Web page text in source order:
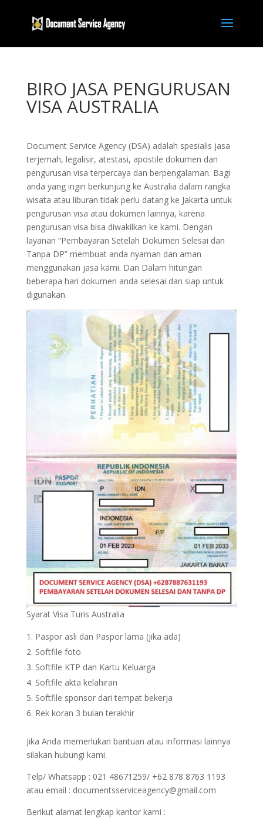
BIRO JASA PENGURUSAN
VISA AUSTRALIA
Document Service Agency (DSA) adalah spesialis jasa
terjemah, legalisir, atestasi, apostile dokumen dan
pengurusan visa terpercaya dan berpengalaman. Bagi
anda yang ingin berkunjung ke Australia dalam rangka
wisata atau liburan tidak perlu datang ke Jakarta untuk
pengurusan visa atau dokumen lainnya, karena
pengurusan visa bisa diwakilkan ke kami. Dengan
layanan “Pembayaran Setelah Dokumen Selesai dan
Tanpa DP” membuat anda nyaman dan aman
menggunakan jasa kami. Dan Dalam hitungan
beberapa hari dokumen anda selesai dan siap untuk
digunakan.
Syarat Visa Turis Australia
Paspor asli dan Paspor lama (jika ada)
Softfile foto
Softfile KTP dan Kartu Keluarga
Softfile akta kelahiran
Softfile sponsor dari tempat bekerja
Rek koran 3 bulan terakhir
Jika Anda memerlukan bantuan atau informasi lainnya
silakan hubungi kami.
Telp/ Whatsapp : 021 48671259/ +62 878 8763 1193
atau email : documentsserviceagency@gmail.com
Berikut alamat lengkap kantor kami :